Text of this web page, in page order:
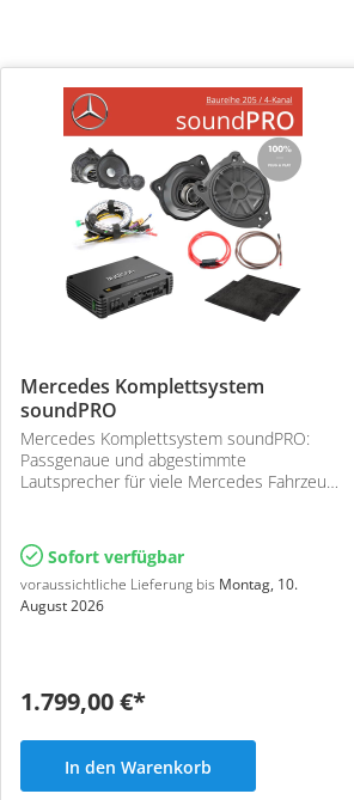
Mercedes Komplettsystem
soundPRO
Mercedes Komplettsystem soundPRO:
Passgenaue und abgestimmte
Lautsprecher für viele Mercedes Fahrzeuge
Sofort verfügbar
voraussichtliche Lieferung bis Montag, 10.
August 2026
1.799,00 €*
In den Warenkorb